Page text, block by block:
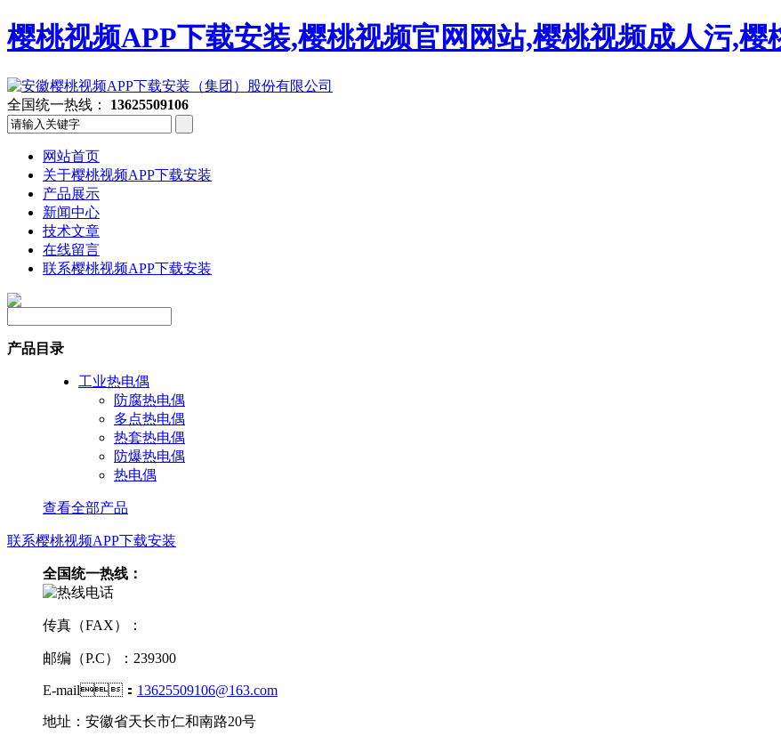
樱桃视频APP下载安装,樱桃视频官网网站,樱桃视频成人污,樱
全国统一热线： 13625509106
网站首页
关于樱桃视频APP下载安装
产品展示
新闻中心
技术文章
在线留言
联系樱桃视频APP下载安装
产品目录
工业热电偶
防腐热电偶
多点热电偶
热套热电偶
防爆热电偶
热电偶
查看全部产品
联系樱桃视频APP下载安装
全国统一热线：
传真（FAX）：
邮编（P.C）：239300
E-mail： 13625509106@163.com
地址：安徽省天长市仁和南路20号